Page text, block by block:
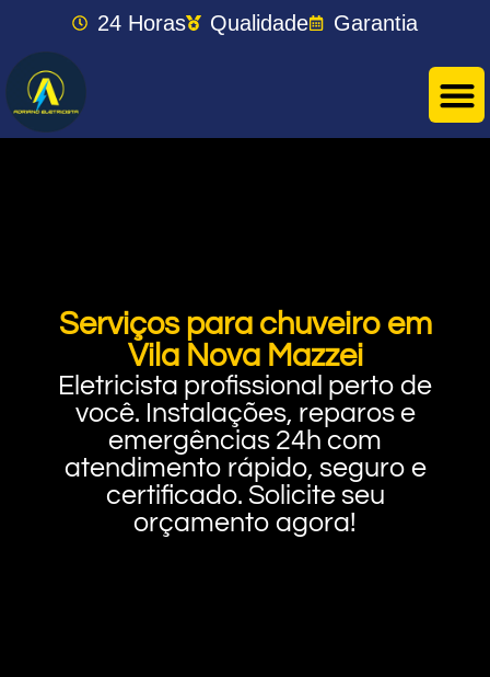
24 Horas Qualidade Garantia
Serviços para chuveiro em
Vila Nova Mazzei
Eletricista profissional perto de
você. Instalações, reparos e
emergências 24h com
atendimento rápido, seguro e
certificado. Solicite seu
orçamento agora!